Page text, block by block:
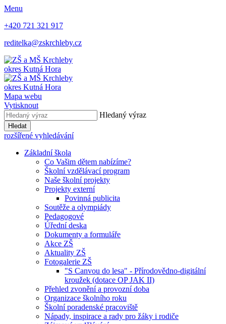
Menu
+420 721 321 917
reditelka@zskrchleby.cz
okres Kutná Hora
okres Kutná Hora
Mapa webu
Vytisknout
Hledaný výraz
Hledat
rozšířené vyhledávání
Základní škola
Co Vašim dětem nabízíme?
Školní vzdělávací program
Naše školní projekty
Projekty externí
Povinná publicita
Soutěže a olympiády
Pedagogové
Úřední deska
Dokumenty a formuláře
Akce ZŠ
Aktuality ZŠ
Fotogalerie ZŠ
"S Canvou do lesa" - Přírodovědno-digitální
kroužek (dotace OP JAK II)
Přehled zvonění a provozní doba
Organizace školního roku
Školní poradenské pracoviště
Nápady, inspirace a rady pro žáky i rodiče